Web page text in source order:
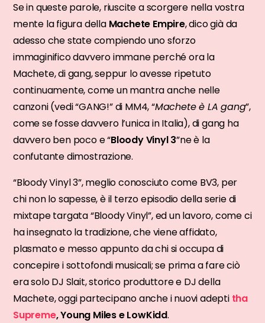
Se in queste parole, riuscite a scorgere nella vostra
mente la figura della Machete Empire, dico già da
adesso che state compiendo uno sforzo
immaginifico davvero immane perché ora la
Machete, di gang, seppur lo avesse ripetuto
continuamente, come un mantra anche nelle
canzoni (vedi “GANG!” di MM4, “Machete è LA gang”,
come se fosse davvero l’unica in Italia), di gang ha
davvero ben poco e “Bloody Vinyl 3”ne è la
confutante dimostrazione.
“Bloody Vinyl 3”, meglio conosciuto come BV3, per
chi non lo sapesse, è il terzo episodio della serie di
mixtape targata “Bloody Vinyl”, ed un lavoro, come ci
ha insegnato la tradizione, che viene affidato,
plasmato e messo appunto da chi si occupa di
concepire i sottofondi musicali; se prima a fare ciò
era solo DJ Slait, storico produttore e DJ della
Machete, oggi partecipano anche i nuovi adepti tha
Supreme, Young Miles e LowKidd.